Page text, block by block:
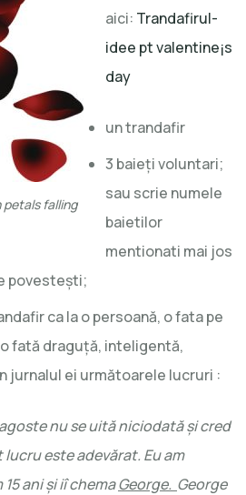
falling
aici: Trandafirul-
idee pt valentine¡s
day
un trandafir
3 baieți voluntari;
sau scrie numele
baietilor
mentionati mai jos
povestești;
ca la o persoană, o fata pe
fată draguță, inteligentă,
jurnalul ei următoarele lucruri :
nu se uită niciodată și cred
lucru este adevărat. Eu am
ani și iî chemaGeorge. George